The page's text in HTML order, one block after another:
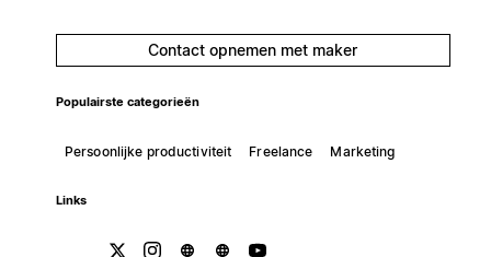
Contact opnemen met maker
Populairste categorieën
Persoonlijke productiviteit Freelance Marketing
Links